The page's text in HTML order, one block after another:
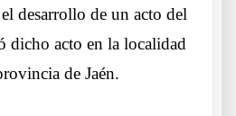
desarrollo de un acto del
dicho acto en la localidad
de Jaén.